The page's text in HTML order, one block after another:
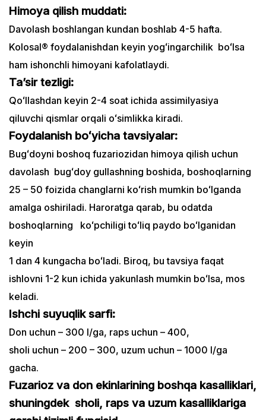
Himoya qilish muddati:
Davolash boshlangan kundan boshlab 4-5 hafta.
Kolosal® foydalanishdan keyin yogʻingarchilik boʻlsa
ham ishonchli himoyani kafolatlaydi.
Ta’sir tezligi:
Qoʻllashdan keyin 2-4 soat ichida assimilyasiya
qiluvchi qismlar orqali oʻsimlikka kiradi.
Foydalanish boʻyicha tavsiyalar:
Bugʻdoyni boshoq fuzariozidan himoya qilish uchun
davolash bugʻdoy gullashning boshida, boshoqlarning
25 – 50 foizida changlarni koʻrish mumkin boʻlganda
amalga oshiriladi. Haroratga qarab, bu odatda
boshoqlarning koʻpchiligi toʻliq paydo boʻlganidan
keyin
1 dan 4 kungacha boʻladi. Biroq, bu tavsiya faqat
ishlovni 1-2 kun ichida yakunlash mumkin boʻlsa, mos
keladi.
Ishchi suyuqlik sarfi:
Don uchun – 300 l/ga, raps uchun – 400,
sholi uchun – 200 – 300, uzum uchun – 1000 l/ga
gacha.
Fuzarioz va don ekinlarining boshqa kasalliklari,
shuningdek sholi, raps va uzum kasalliklariga